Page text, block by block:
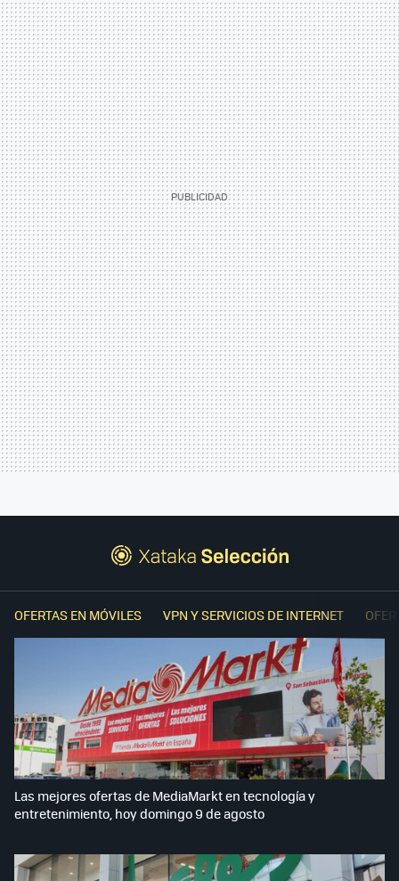
OFERTAS EN MÓVILES VPN Y SERVICIOS DE INTERNET
Las mejores ofertas de MediaMarkt en tecnología y
entretenimiento, hoy domingo 9 de agosto